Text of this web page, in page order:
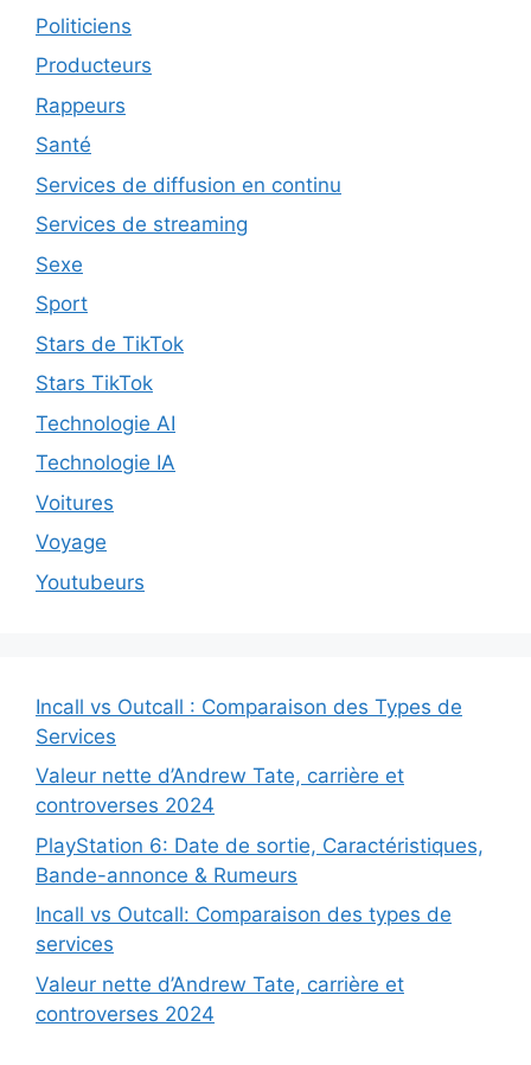
Politiciens
Producteurs
Rappeurs
Santé
Services de diffusion en continu
Services de streaming
Sexe
Sport
Stars de TikTok
Stars TikTok
Technologie AI
Technologie IA
Voitures
Voyage
Youtubeurs
Incall vs Outcall : Comparaison des Types de
Services
Valeur nette d’Andrew Tate, carrière et
controverses 2024
PlayStation 6: Date de sortie, Caractéristiques,
Bande-annonce & Rumeurs
Incall vs Outcall: Comparaison des types de
services
Valeur nette d’Andrew Tate, carrière et
controverses 2024